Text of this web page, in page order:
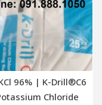
96% | K-Drill®C6
Chloride